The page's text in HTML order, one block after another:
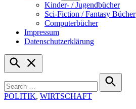
Kinder- / Jugendbücher
Sci-Fiction / Fantasy Bücher
Computerbücher
Impressum
Datenschutzerklärung
Open
Search
for:
Search
POSTED
POLITIK, WIRTSCHAFT